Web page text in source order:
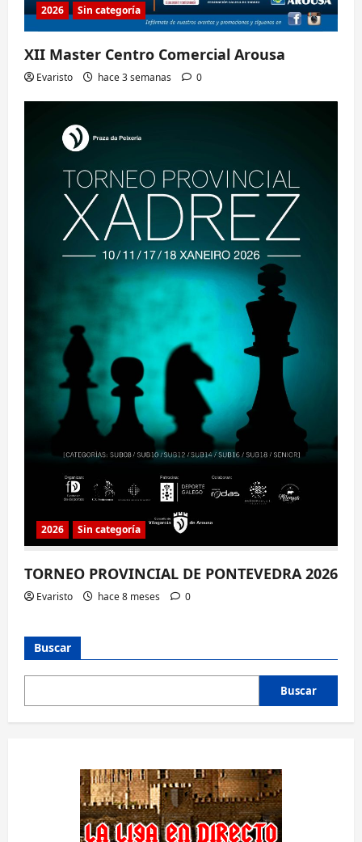
2026 Sin categoría
XII Master Centro Comercial Arousa
Evaristo hace 3 semanas 0
2026 Sin categoría
TORNEO PROVINCIAL DE PONTEVEDRA 2026
Evaristo hace 8 meses 0
Buscar
Buscar